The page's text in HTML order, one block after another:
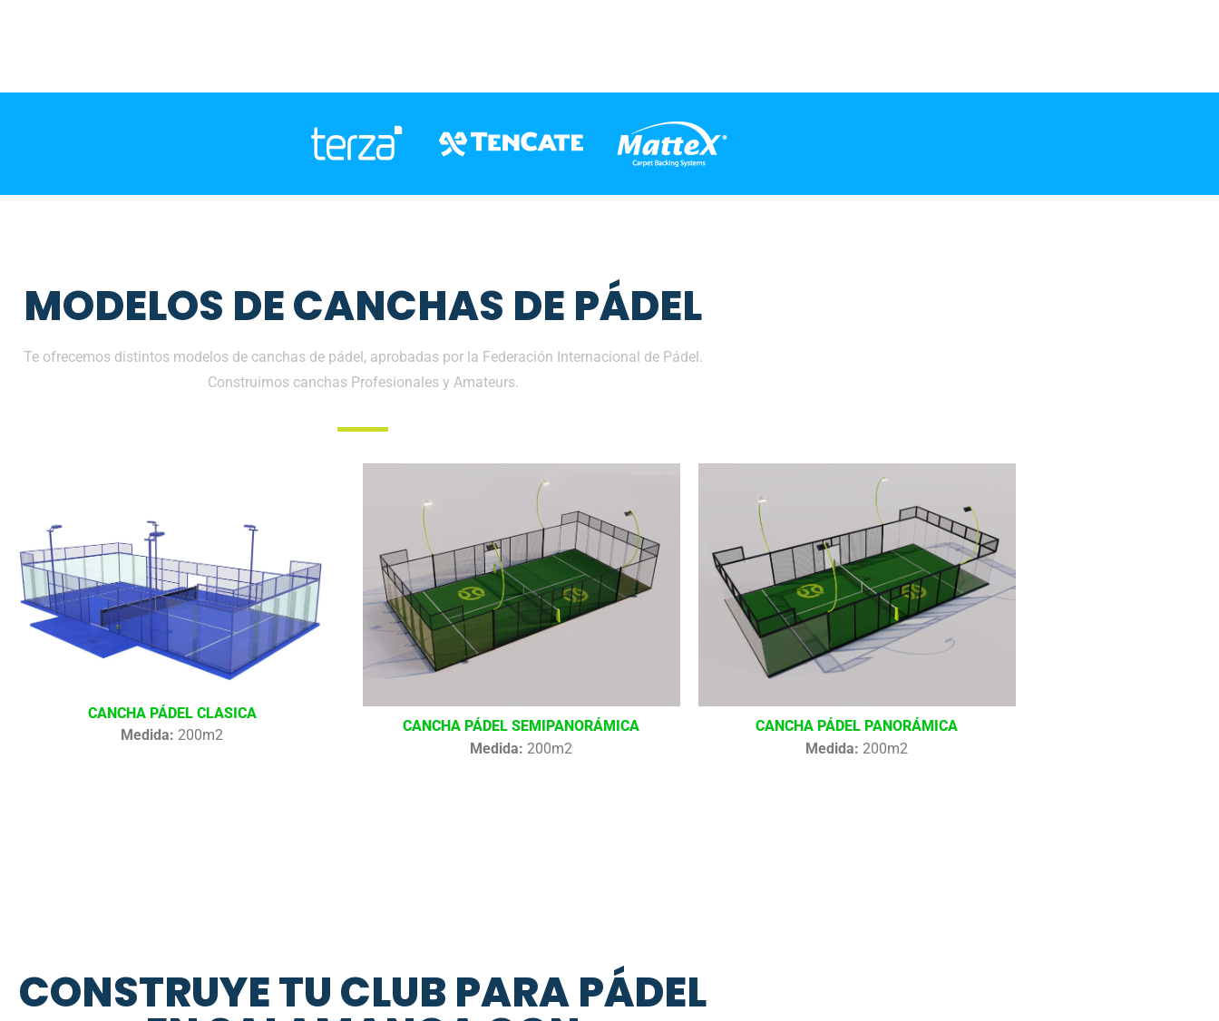
MODELOS DE CANCHAS DE PÁDEL
Te ofrecemos distintos modelos de canchas de pádel, aprobadas por la Federación Internacional de Pádel.
Construimos canchas Profesionales y Amateurs.
CANCHA PÁDEL CLASICA
Medida: 200m2
CANCHA PÁDEL SEMIPANORÁMICA
Medida: 200m2
CANCHA PÁDEL PANORÁMICA
Medida: 200m2
CONSTRUYE TU CLUB PARA PÁDEL